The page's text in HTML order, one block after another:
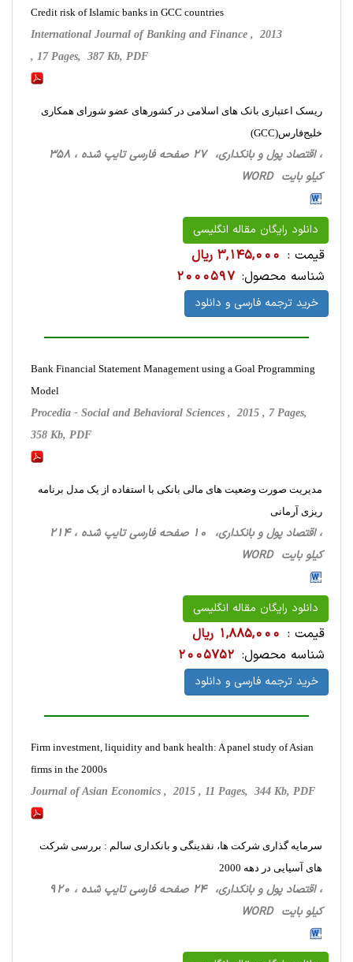
Credit risk of Islamic banks in GCC countries
International Journal of Banking and Finance , 2013
, 17 Pages, 387 Kb, PDF
ریسک اعتباری بانک های اسلامی در کشورهای عضو شورای همکاری
خلیج‌فارس(GCC)
، اقتصاد پول و بانکداری، 27 صفحه فارسی تایپ شده ، 358
کیلو بایت WORD
دانلود رایگان مقاله انگلیسی
قیمت : 3,145,000 ریال
شناسه محصول: 2000597
خرید ترجمه فارسی و دانلود
Bank Financial Statement Management using a Goal Programming
Model
Procedia - Social and Behavioral Sciences , 2015 , 7 Pages,
358 Kb, PDF
مدیریت صورت وضعیت های مالی بانکی با استفاده از یک مدل برنامه
ریزی آرمانی
، اقتصاد پول و بانکداری، 10 صفحه فارسی تایپ شده ، 214
کیلو بایت WORD
دانلود رایگان مقاله انگلیسی
قیمت : 1,885,000 ریال
شناسه محصول: 2005752
خرید ترجمه فارسی و دانلود
Firm investment, liquidity and bank health: A panel study of Asian
firms in the 2000s
Journal of Asian Economics , 2015 , 11 Pages, 344 Kb, PDF
سرمایه گذاری شرکت ها، نقدینگی و بانکداری سالم : بررسی شرکت
های آسیایی در دهه 2000
، اقتصاد پول و بانکداری، 24 صفحه فارسی تایپ شده ، 920
کیلو بایت WORD